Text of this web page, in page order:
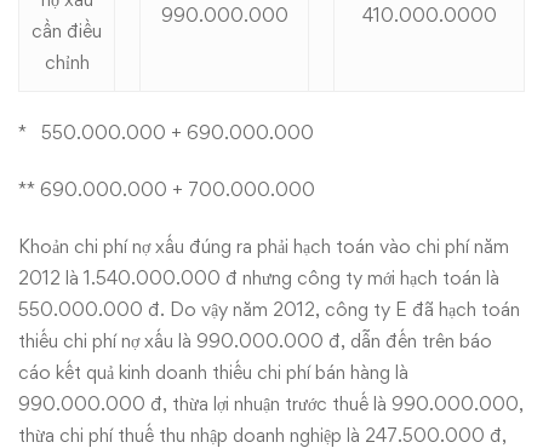
cần điều
chỉnh
990.000.000 410.000.0000
* 550.000.000 + 690.000.000
** 690.000.000 + 700.000.000
Khoản chi phí nợ xấu đúng ra phải hạch toán vào chi phí năm
2012 là 1.540.000.000 đ nhưng công ty mới hạch toán là
550.000.000 đ. Do vậy năm 2012, công ty E đã hạch toán
thiếu chi phí nợ xấu là 990.000.000 đ, dẫn đến trên báo
cáo kết quả kinh doanh thiếu chi phí bán hàng là
990.000.000 đ, thừa lợi nhuận trước thuế là 990.000.000,
thừa chi phí thuế thu nhập doanh nghiệp là 247.500.000 đ,